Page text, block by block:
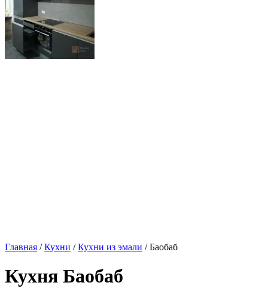
Главная /Кухни /Кухни из эмали / Баобаб
Кухня Баобаб